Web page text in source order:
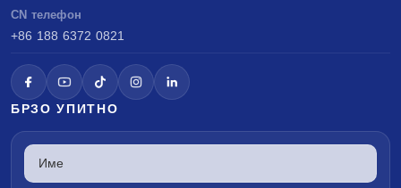
CN телефон
+86 188 6372 0821
БРЗО УПИТНО